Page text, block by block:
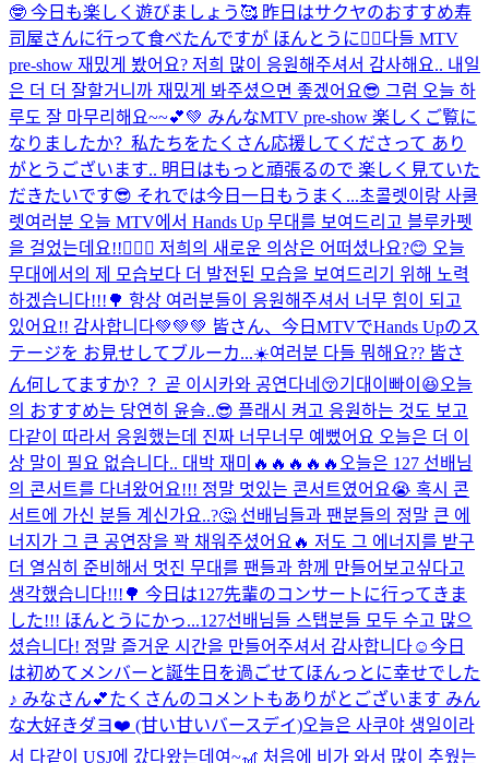
🤓 今日も楽しく遊びましょう🥰 昨日はサクヤのおすすめ寿
司屋さんに行って食べたんですが ほんとうに👍🏻다들 MTV
pre-show 재밌게 봤어요? 저희 많이 응원해주셔서 감사해요.. 내일
은 더 더 잘할거니까 재밌게 봐주셨으면 좋겠어요😎 그럼 오늘 하
루도 잘 마무리해요~~💕💚 みんなMTV pre-show 楽しくご覧に
なりましたか？私たちをたくさん応援してくださって あり
がとうございます.. 明日はもっと頑張るので 楽しく見ていた
だきたいです😎 それでは今日一日もうまく...초콜렛이랑 사쿨
렛여러분 오늘 MTV에서 Hands Up 무대를 보여드리고 블루카펫
을 걸었는데요!!🙋🏻‍♂️ 저희의 새로운 의상은 어떠셨나요?😊 오늘
무대에서의 제 모습보다 더 발전된 모습을 보여드리기 위해 노력
하겠습니다!!!🌳 항상 여러분들이 응원해주셔서 너무 힘이 되고
있어요!! 감사합니다💚💚💚 皆さん、今日MTVでHands Upのス
テージを お見せしてブルーカ...☀️여러분 다들 뭐해요?? 皆さ
ん何してますか？？ 곧 이시카와 공연다네😚기대이빠이😆오늘
의 おすすめ는 당연히 윤슬..😎 플래시 켜고 응원하는 것도 보고
다같이 따라서 응원했는데 진짜 너무너무 예뻤어요 오늘은 더 이
상 말이 필요 없습니다.. 대박 재미🔥🔥🔥🔥🔥 오늘은 127 선배님
의 콘서트를 다녀왔어요!!! 정말 멋있는 콘서트였어요😭 혹시 콘
서트에 가신 분들 계신가요..?🤔 선배님들과 팬분들의 정말 큰 에
너지가 그 큰 공연장을 꽉 채워주셨어요🔥 저도 그 에너지를 받구
더 열심히 준비해서 멋진 무대를 팬들과 함께 만들어보고싶다고
생각했습니다!!!🌳 今日は127先輩のコンサートに行ってきま
した!!! ほんとうにかっ...127선배님들 스탭분들 모두 수고 많으
셨습니다! 정말 즐거운 시간을 만들어주셔서 감사합니다☺️今日
は初めてメンバーと誕生日を過ごせてほんっとに幸せでした
♪ みなさん💕たくさんのコメントもありがとございます みん
な大好きダヨ❤️ (甘い甘いバースデイ)오늘은 사쿠야 생일이라
서 다같이 USJ에 갔다왔는데여~🎢 처음에 비가 와서 많이 추웠는